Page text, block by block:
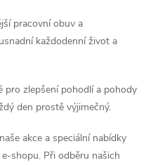
pracovní obuv a
každodenní život a
pro zlepšení pohodlí a pohody
den prostě výjimečný.
akce a speciální nabídky
shopu. Při odběru našich